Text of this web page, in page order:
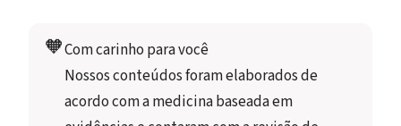
🧡Com carinho para você
Nossos conteúdos foram elaborados de
acordo com a medicina baseada em